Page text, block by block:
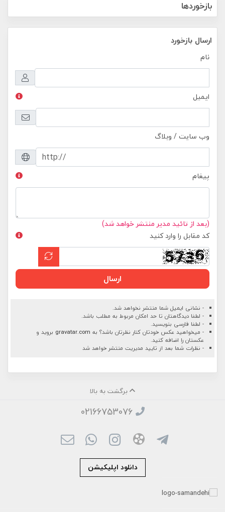
بازخوردها
ارسال بازخورد
نام
ایمیل
وب سایت / وبلاگ
پیغام
(بعد از تائید مدیر منتشر خواهد شد)
کد مقابل را وارد کنید
ارسال
- نشانی ایمیل شما منتشر نخواهد شد.
- لطفا دیدگاهتان تا حد امکان مربوط به مطلب باشد.
- لطفا فارسی بنویسید.
- میخواهید عکس خودتان کنار نظرتان باشد؟ به gravatar.com بروید و
عکستان را اضافه کنید.
- نظرات شما بعد از تایید مدیریت منتشر خواهد شد
برگشت به بالا
02166753076
دانلود اپلیکیشن